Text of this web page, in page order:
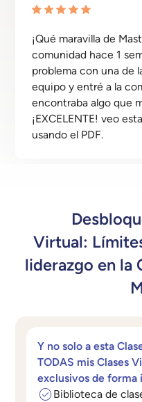
¡Qué maravilla de
comunidad hace 1
problema con una de
equipo y entré a la
encontraba algo que
¡EXCELENTE! veo
usando el PDF.
Virtual:
liderazgo en la
Y no solo a esta
TODAS mis Clases
exclusivos de forma
Biblioteca de